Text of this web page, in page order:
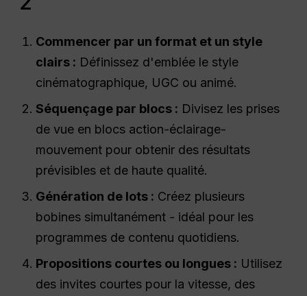
Commencer par un format et un style
clairs : Définissez d'emblée le style
cinématographique, UGC ou animé.
Séquençage par blocs : Divisez les prises
de vue en blocs action-éclairage-
mouvement pour obtenir des résultats
prévisibles et de haute qualité.
Génération de lots : Créez plusieurs
bobines simultanément - idéal pour les
programmes de contenu quotidiens.
Propositions courtes ou longues : Utilisez
des invites courtes pour la vitesse, des